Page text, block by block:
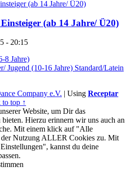
(ab 14 Jahre/ Ü20)
- 20:15
8 Jahre)
Jugend (10-16 Jahre) Standard/Latein
Company e.V. | Using Receptar
to top ↑
Website, um Dir das
Hierzu erinnern wir uns auch an
Mit einem klick auf "Alle
der Nutzung ALLER Cookies zu. Mit
kannst du deine